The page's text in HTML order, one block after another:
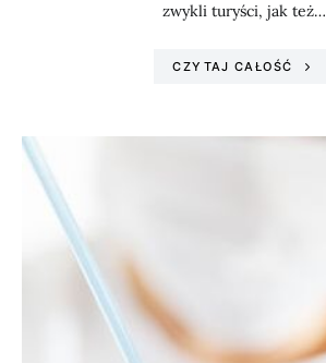
zwykli turyści, jak też…
CZYTAJ CAŁOŚĆ